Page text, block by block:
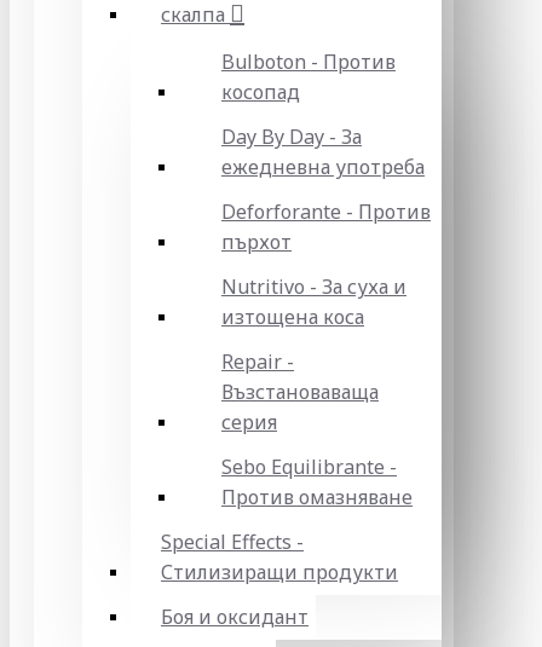
скалпа
Bulboton - Против
косопад
Day By Day - За
ежедневна употреба
Deforforante - Против
пърхот
Nutritivo - За суха и
изтощена коса
Repair -
Възстановаваща
серия
Sebo Equilibrante -
Против омазняване
Special Effects -
Стилизиращи продукти
Боя и оксидант